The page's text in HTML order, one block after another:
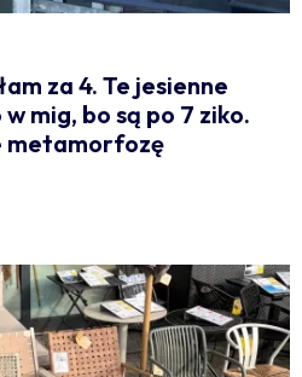
za 4. Te jesienne
mig, bo są po 7 ziko.
metamorfozę